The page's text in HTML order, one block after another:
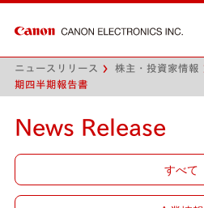
ニュースリリース 株主・投資家情報
期四半期報告書
News Release
すべて